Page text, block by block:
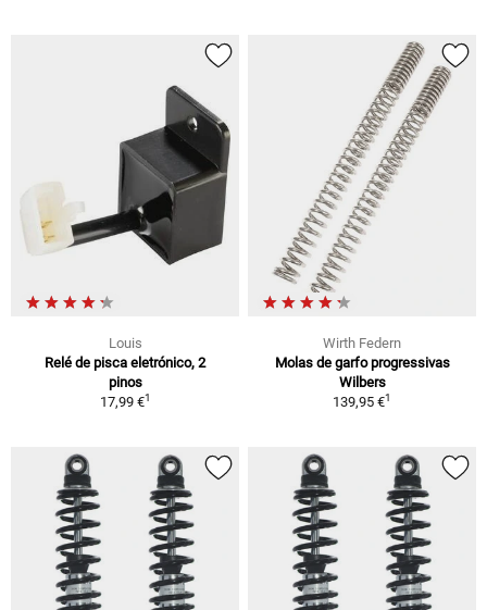
Louis
Relé de pisca eletrónico, 2
pinos
17,99 €1
Wirth Federn
Molas de garfo progressivas
Wilbers
139,95 €1